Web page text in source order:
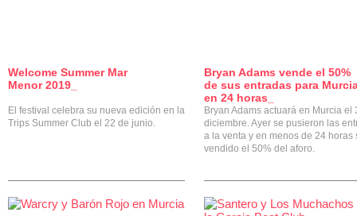
Welcome Summer Mar
Menor 2019_
El festival celebra su nueva edición en la
Trips Summer Club el 22 de junio.
Bryan Adams vende el 50%
de sus entradas para
en 24 horas_
Bryan Adams actuará en Murcia el
diciembre. Ayer se pusieron las
a la venta y en menos de 24 horas
vendido el 50% del aforo.